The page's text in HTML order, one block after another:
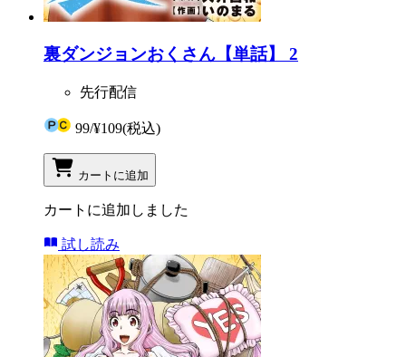
裏ダンジョンおくさん【単話】 2
先行配信
99/¥109(税込)
カートに追加
カートに追加しました
試し読み